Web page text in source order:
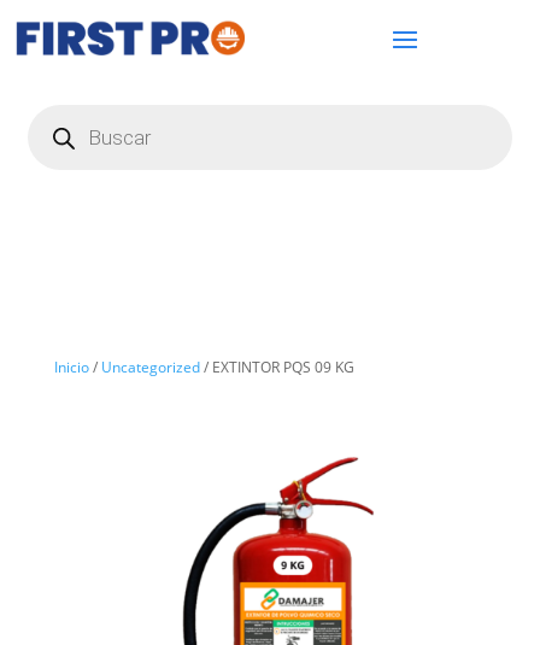
productos
Inicio/ Uncategorized/ EXTINTOR PQS 09 KG